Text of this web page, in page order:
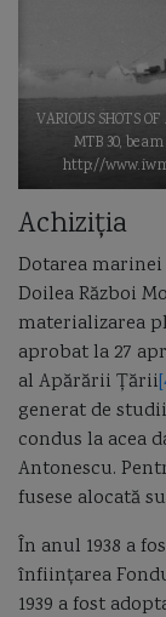
Submarin
submarine romanesti
Surcouf tactica
tipuri de corpuri de
torpiloarele Romaniei
Turcia Ucraina
USS Decatur
vanator de mine
VARIOUS SHOTS
MTB 30,
http://
Achiziţia
Dotarea
Doilea Război
materializarea
aprobat la 27
al Apărării Ţării
generat de
condus la acea
Antonescu.
fusese alocată
În anul 1938 a
înfiinţarea
1939 a fost